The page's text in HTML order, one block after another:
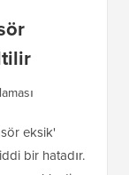
eksik'
bir hatadır.